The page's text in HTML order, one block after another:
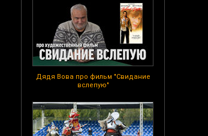
Дядя Вова про фильм "Свидание
вслепую"